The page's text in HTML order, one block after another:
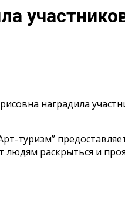
наградила
туризм”
людям раскрыться и